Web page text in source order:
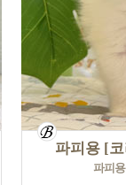
파피용 [
파피